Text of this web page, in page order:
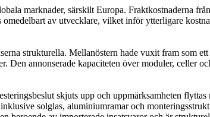
marknader, särskilt Europa. Fraktkostnaderna
av utvecklare, vilket inför ytterligare
strukturella. Mellanöstern hade vuxit fram som
annonserade kapaciteten över moduler, celler
skjuts upp och uppmärksamheten
solglas, aluminiumramar och